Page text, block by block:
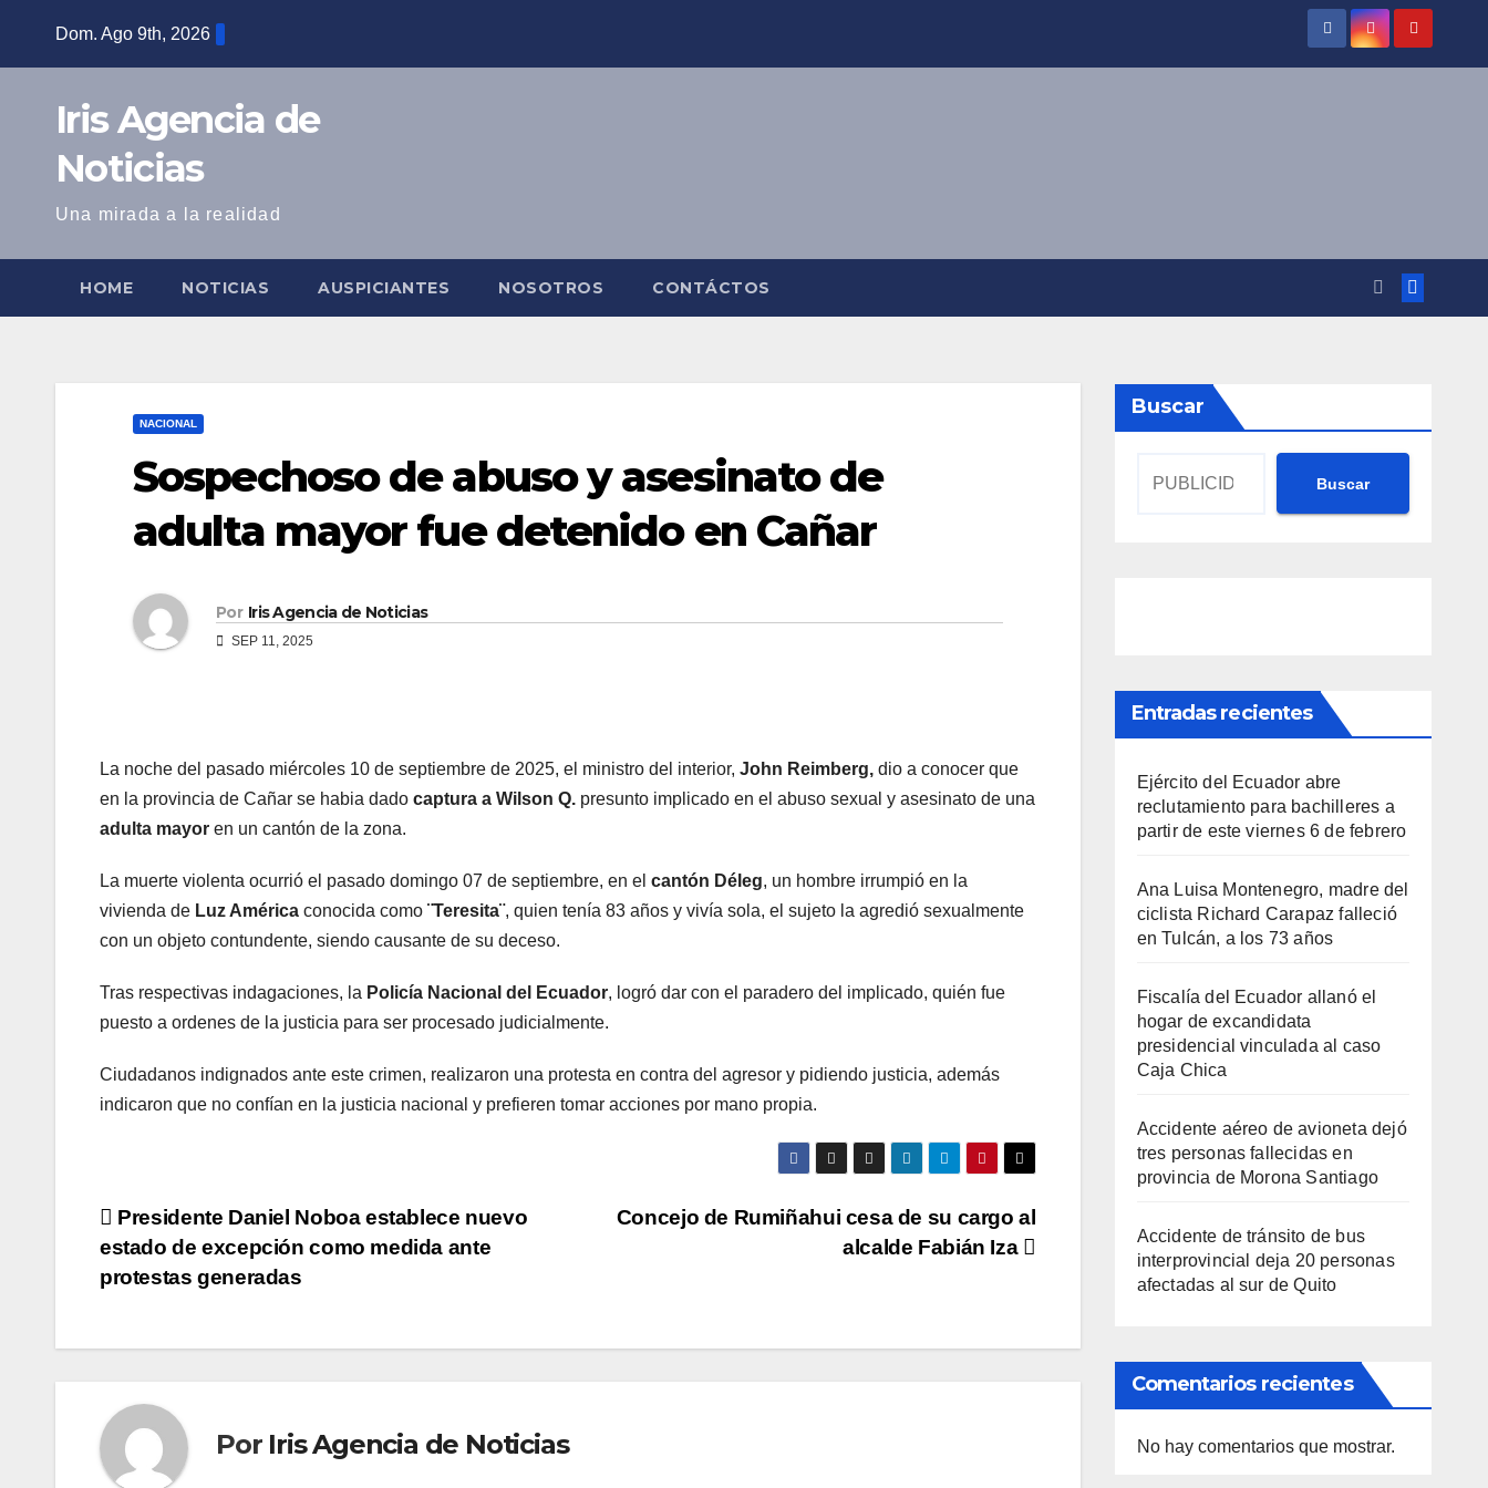
Dom. Ago 9th, 2026
Iris Agencia de
Noticias
Una mirada a la realidad
HOME NOTICIAS AUSPICIANTES NOSOTROS CONTÁCTOS
NACIONAL
Sospechoso de abuso y asesinato de
adulta mayor fue detenido en Cañar
Por Iris Agencia de Noticias
SEP 11, 2025
La noche del pasado miércoles 10 de septiembre de 2025, el ministro del interior, John Reimberg, dio a conocer que
en la provincia de Cañar se habia dado captura a Wilson Q. presunto implicado en el abuso sexual y asesinato de una
adulta mayor en un cantón de la zona.
La muerte violenta ocurrió el pasado domingo 07 de septiembre, en el cantón Déleg, un hombre irrumpió en la
vivienda de Luz América conocida como ¨Teresita¨, quien tenía 83 años y vivía sola, el sujeto la agredió sexualmente
con un objeto contundente, siendo causante de su deceso.
Tras respectivas indagaciones, la Policía Nacional del Ecuador, logró dar con el paradero del implicado, quién fue
puesto a ordenes de la justicia para ser procesado judicialmente.
Ciudadanos indignados ante este crimen, realizaron una protesta en contra del agresor y pidiendo justicia, además
indicaron que no confían en la justicia nacional y prefieren tomar acciones por mano propia.
Navegación
de
Concejo de Rumiñahui cesa de su cargo al
alcalde Fabián Iza
Presidente Daniel Noboa establece nuevo
estado de excepción como medida ante
protestas generadas
Por Iris Agencia de Noticias
Buscar
Buscar
Entradas recientes
Ejército del Ecuador abre
reclutamiento para bachilleres a
partir de este viernes 6 de febrero
Ana Luisa Montenegro, madre del
ciclista Richard Carapaz falleció
en Tulcán, a los 73 años
Fiscalía del Ecuador allanó el
hogar de excandidata
presidencial vinculada al caso
Caja Chica
Accidente aéreo de avioneta dejó
tres personas fallecidas en
provincia de Morona Santiago
Accidente de tránsito de bus
interprovincial deja 20 personas
afectadas al sur de Quito
Comentarios recientes
No hay comentarios que mostrar.